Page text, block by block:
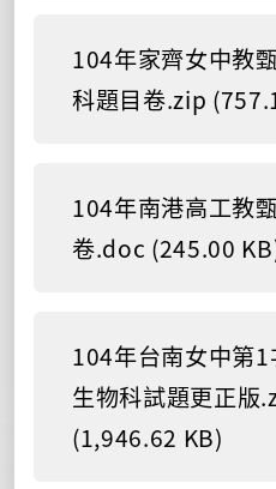
104年家齊女中教
科題目卷.zip
104年南港高工教
卷.doc (245.00
104年台南女中第
生物科試題更正版
(1,946.62 KB)